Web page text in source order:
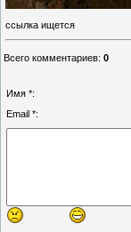
ссылка ищется
Всего комментариев: 0
Имя *:
Email *: